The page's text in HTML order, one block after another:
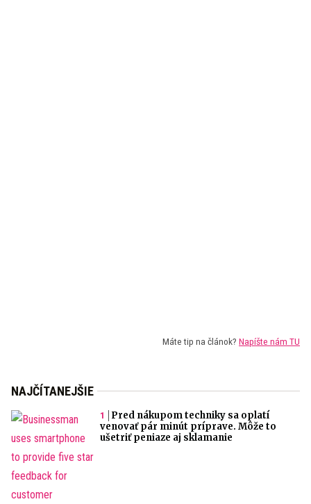
Máte tip na článok? Napíšte nám TU
NAJČÍTANEJŠIE
Pred nákupom techniky sa oplatí
venovať pár minút príprave. Môže to
ušetriť peniaze aj sklamanie